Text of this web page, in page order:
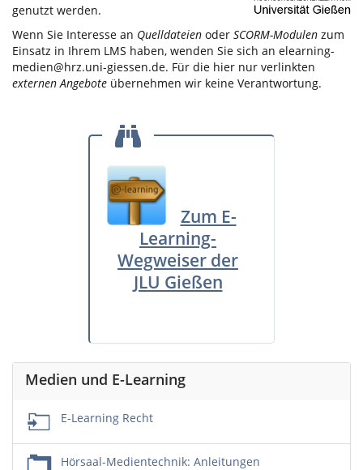
genutzt werden.
Wenn Sie Interesse an Quelldateien oder SCORM-Modulen zum
Einsatz in Ihrem LMS haben, wenden Sie sich an elearning-
medien@hrz.uni-giessen.de. Für die hier nur verlinkten
externen Angebote übernehmen wir keine Verantwortung.
Zum E-
Learning-
Wegweiser der
JLU Gießen
Medien und E-Learning
E-Learning Recht
Hörsaal-Medientechnik: Anleitungen